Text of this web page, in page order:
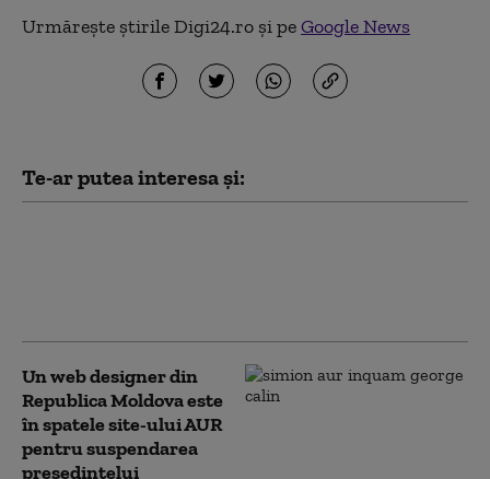
Urmărește știrile Digi24.ro și peGoogle News
Te-ar putea interesa și:
Un web designer din
Republica Moldova este
în spatele site-ului AUR
pentru suspendarea
președintelui